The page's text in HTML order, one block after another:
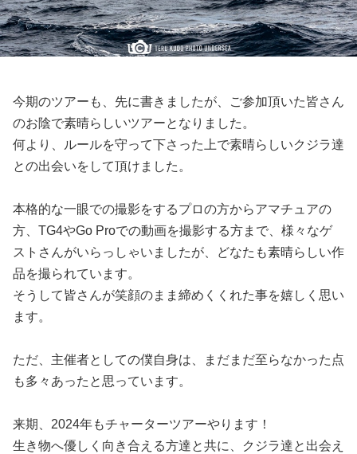
今期のツアーも、先に書きましたが、ご参加頂いた皆さん
のお陰で素晴らしいツアーとなりました。
何より、ルールを守って下さった上で素晴らしいクジラ達
との出会いをして頂けました。
本格的な一眼での撮影をするプロの方からアマチュアの
方、TG4やGo Proでの動画を撮影する方まで、様々なゲ
ストさんがいらっしゃいましたが、どなたも素晴らしい作
品を撮られています。
そうして皆さんが笑顔のまま締めくくれた事を嬉しく思い
ます。
ただ、主催者としての僕自身は、まだまだ至らなかった点
も多々あったと思っています。
来期、2024年もチャーターツアーやります！
生き物へ優しく向き合える方達と共に、クジラ達と出会え